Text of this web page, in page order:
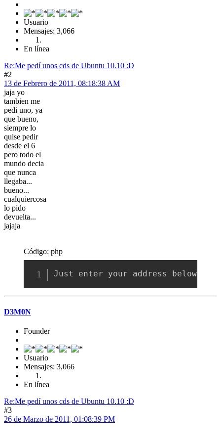
Usuario
Mensajes: 3,066
En línea
Re:Me pedí­ unos cds de Ubuntu 10.10 :D
#2
13 de Febrero de 2011, 08:18:38 AM
jaja yo
tambien me
pedi uno, ya
que bueno,
siempre lo
quise pedir
desde el 6
pero todo el
mundo decia
que nunca
llegaba...
bueno...
cualquiercosa
lo pido
devuelta...
jajaja
Código: php
Just enter your address below
D3M0N
Founder
Usuario
Mensajes: 3,066
En línea
Re:Me pedí­ unos cds de Ubuntu 10.10 :D
#3
26 de Marzo de 2011, 01:08:39 PM